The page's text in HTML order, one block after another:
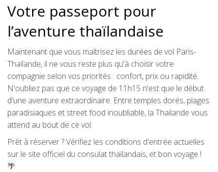
Votre passeport pour
l’aventure thaïlandaise
Maintenant que vous maîtrisez les durées de vol Paris-
Thaïlande, il ne vous reste plus qu'à choisir votre
compagnie selon vos priorités : confort, prix ou rapidité.
N'oubliez pas que ce voyage de 11h15 n'est que le début
d'une aventure extraordinaire. Entre temples dorés, plages
paradisiaques et street food inoubliable, la Thaïlande vous
attend au bout de ce vol.
Prêt à réserver ? Vérifiez les conditions d'entrée actuelles
sur le site officiel du consulat thaïlandais, et bon voyage !
🌴